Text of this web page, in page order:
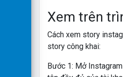
Xem trên
Cách xem story
story công khai:
Bước 1: Mở